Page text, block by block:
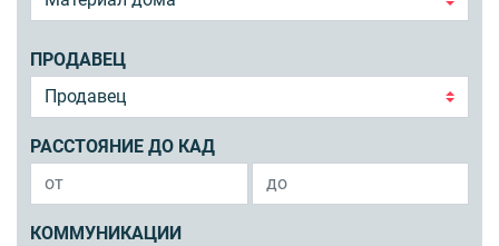
ПРОДАВЕЦ
РАССТОЯНИЕ ДО КАД
КОММУНИКАЦИИ